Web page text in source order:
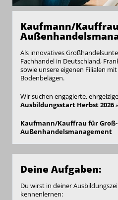
Kaufmann/
Als innovatives
Fachhandel in Deutschland,
sowie unsere eigenen Filialen
Bodenbelägen.
Wir suchen engagierte,
Ausbildungsstart Herbst 2026
Kaufmann/Kauffrau für
Außenhandelsmanagement
Deine Aufgaben:
Du wirst in deiner
kennenlernen: